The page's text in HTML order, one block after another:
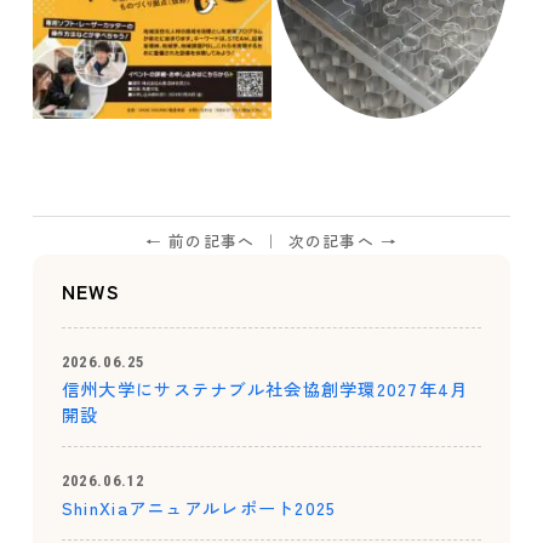
← 前の記事へ 次の記事へ →
NEWS
2026.06.25
信州大学にサステナブル社会協創学環2027年4月
開設
2026.06.12
ShinXiaアニュアルレポート2025